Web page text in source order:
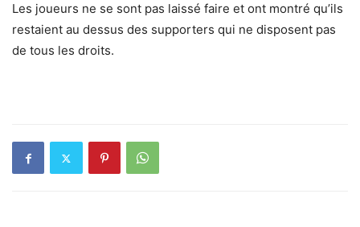
Les joueurs ne se sont pas laissé faire et ont montré qu’ils
restaient au dessus des supporters qui ne disposent pas
de tous les droits.